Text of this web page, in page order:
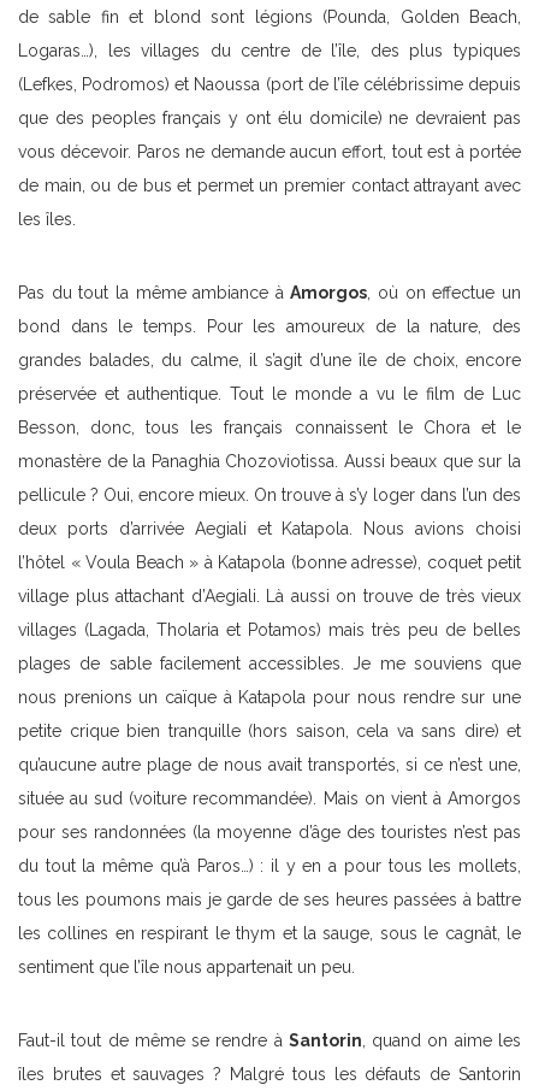
de sable fin et blond sont légions (Pounda, Golden Beach,
Logaras…), les villages du centre de l’île, des plus typiques
(Lefkes, Podromos) et Naoussa (port de l’île célébrissime depuis
que des peoples français y ont élu domicile) ne devraient pas
vous décevoir. Paros ne demande aucun effort, tout est à portée
de main, ou de bus et permet un premier contact attrayant avec
les îles.
Pas du tout la même ambiance àAmorgos , où on effectue un
bond dans le temps. Pour les amoureux de la nature, des
grandes balades, du calme, il s’agit d’une île de choix, encore
préservée et authentique. Tout le monde a vu le film de Luc
Besson, donc, tous les français connaissent le Chora et le
monastère de la Panaghia Chozoviotissa. Aussi beaux que sur la
pellicule ? Oui, encore mieux. On trouve à s’y loger dans l’un des
deux ports d’arrivée Aegiali et Katapola. Nous avions choisi
l’hôtel « Voula Beach » à Katapola (bonne adresse), coquet petit
village plus attachant d’Aegiali. Là aussi on trouve de très vieux
villages (Lagada, Tholaria et Potamos) mais très peu de belles
plages de sable facilement accessibles. Je me souviens que
nous prenions un caïque à Katapola pour nous rendre sur une
petite crique bien tranquille (hors saison, cela va sans dire) et
qu’aucune autre plage de nous avait transportés, si ce n’est une,
située au sud (voiture recommandée). Mais on vient à Amorgos
pour ses randonnées (la moyenne d’âge des touristes n’est pas
du tout la même qu’à Paros…) : il y en a pour tous les mollets,
tous les poumons mais je garde de ses heures passées à battre
les collines en respirant le thym et la sauge, sous le cagnât, le
sentiment que l’île nous appartenait un peu.
Faut-il tout de même se rendre à Santorin , quand on aime les
îles brutes et sauvages ? Malgré tous les défauts de Santorin